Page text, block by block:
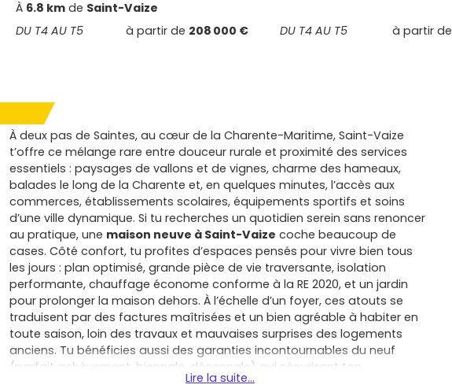
À 6.8 km de Saint-Vaize
DU T4 AU T5
à partir de 208 000 € DU T4 AU T5 à partir de
À deux pas de Saintes, au cœur de la Charente-Maritime, Saint-Vaize
t’offre ce mélange rare entre douceur rurale et proximité des services
essentiels : paysages de vallons et de vignes, charme des hameaux,
balades le long de la Charente et, en quelques minutes, l’accès aux
commerces, établissements scolaires, équipements sportifs et soins
d’une ville dynamique. Si tu recherches un quotidien serein sans renoncer
au pratique, une maison neuve à Saint-Vaize coche beaucoup de
cases. Côté confort, tu profites d’espaces pensés pour vivre bien tous
les jours : plan optimisé, grande pièce de vie traversante, isolation
performante, chauffage économe conforme à la RE 2020, et un jardin
pour prolonger la maison dehors. À l’échelle d’un foyer, ces atouts se
traduisent par des factures maîtrisées et un bien agréable à habiter en
toute saison, loin des travaux et mauvaises surprises des logements
anciens. Tu bénéficies aussi des garanties incontournables du neuf
(parfait achèvement, biennale, décennale) qui sécurisent ton
investissement sur la durée, de frais de notaire réduits, et, selon ta
Lire la suite...